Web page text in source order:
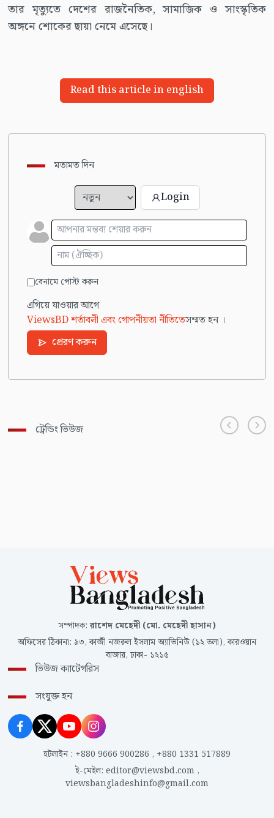
তার মৃত্যুতে দেশের রাজনৈতিক, সামাজিক ও সাংস্কৃতিক
অঙ্গনে শোকের ছায়া নেমে এসেছে।
Read this article in english
মতামত দিন
Login
বেনামে পোস্ট করুন
এগিয়ে যাওয়ার আগে
ViewsBD শর্তাবলী এবং গোপনীয়তা নীতিতেসম্মত হন ।
প্রেরণ করুন
ট্রেন্ডিং ভিউজ
সম্পাদক:রাশেদ মেহেদী (মো. মেহেদী হাসান)
অফিসের ঠিকানা: ৯৩, কাজী নজরুল ইসলাম অ্যাভিনিউ (১২ তলা), কারওয়ান
বাজার, ঢাকা- ১২১৫
ভিউজ ক্যাটেগরিস
সংযুক্ত হন
হটলাইন : +880 9666 900286 , +880 1331 517889
ই-মেইল: editor@viewsbd.com,
viewsbangladeshinfo@gmail.com